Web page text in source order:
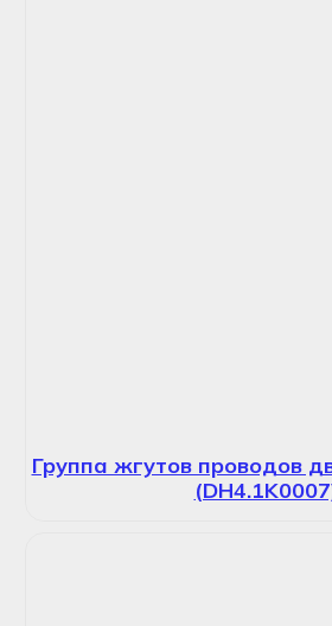
Группа жгутов проводов